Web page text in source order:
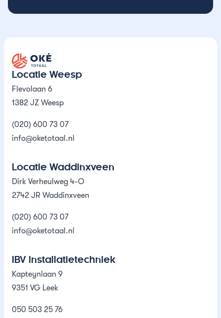
Oké Totaal
Locatie Weesp
Flevolaan 6
1382 JZ Weesp
(020) 600 73 07
info@oketotaal.nl
Locatie Waddinxveen
Dirk Verheulweg 4-O
2742 JR Waddinxveen
(020) 600 73 07
info@oketotaal.nl
IBV Installatietechniek
Kapteynlaan 9
9351 VG Leek
050 503 25 76